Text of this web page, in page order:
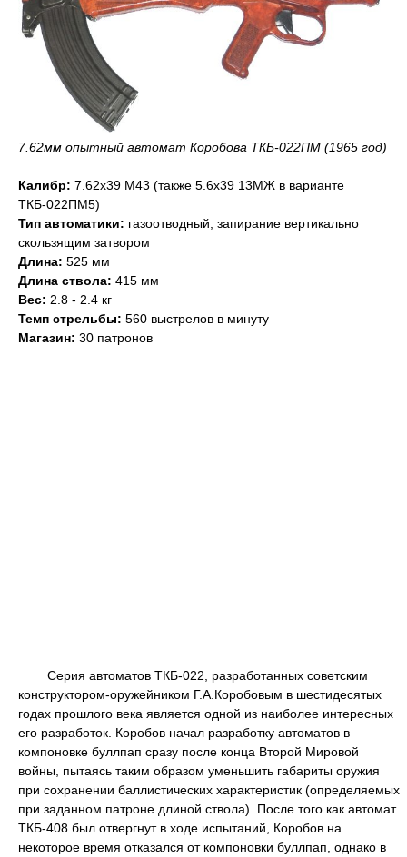
7.62мм опытный автомат Коробова ТКБ-022ПМ (1965 год)
Калибр: 7.62х39 М43 (также 5.6х39 13МЖ в варианте
ТКБ-022ПМ5)
Тип автоматики: газоотводный, запирание вертикально
скользящим затвором
Длина: 525 мм
Длина ствола: 415 мм
Вес: 2.8 - 2.4 кг
Темп стрельбы: 560 выстрелов в минуту
Магазин: 30 патронов
Серия автоматов ТКБ-022, разработанных советским
конструктором-оружейником Г.А.Коробовым в шестидесятых
годах прошлого века является одной из наиболее интересных
его разработок. Коробов начал разработку автоматов в
компоновке буллпап сразу после конца Второй Мировой
войны, пытаясь таким образом уменьшить габариты оружия
при сохранении баллистических характеристик (определяемых
при заданном патроне длиной ствола). После того как автомат
ТКБ-408 был отвергнут в ходе испытаний, Коробов на
некоторое время отказался от компоновки буллпап, однако в